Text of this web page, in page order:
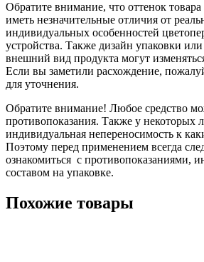
Обратите внимание, что оттенок
иметь незначительные отличия от
индивидуальных особенностей
устройства. Также дизайн упаковки
внешний вид продукта могут
Если вы заметили расхождение,
для уточнения.
Обратите внимание! Любое средство
противопоказания. Также у некоторых
индивидуальная непереносимость к
Поэтому перед применением всегда
ознакомиться с противопоказаниями,
составом на упаковке.
Похожие товары